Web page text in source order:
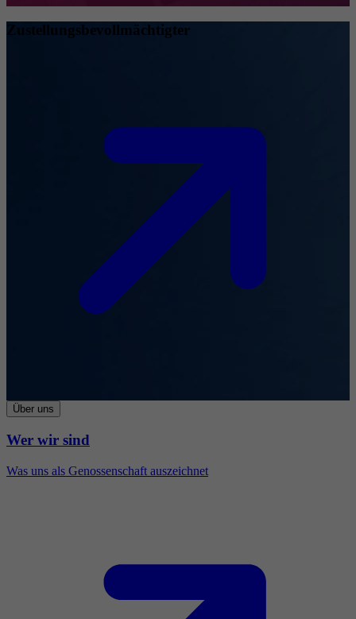
Zustellungsbevollmächtigter
Über uns
Wer wir sind
Was uns als Genossenschaft auszeichnet